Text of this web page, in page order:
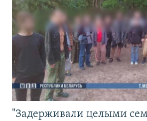
"Задерживали целыми